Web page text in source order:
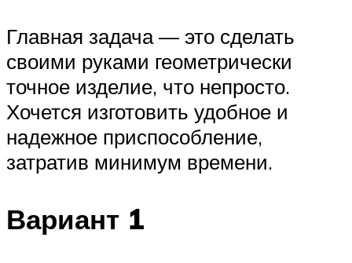
Главная задача — это сделать
своими руками геометрически
точное изделие, что непросто.
Хочется изготовить удобное и
надежное приспособление,
затратив минимум времени.
Вариант 1